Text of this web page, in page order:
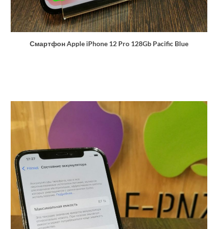
Смартфон Apple iPhone 12 Pro 128Gb Pacific Blue